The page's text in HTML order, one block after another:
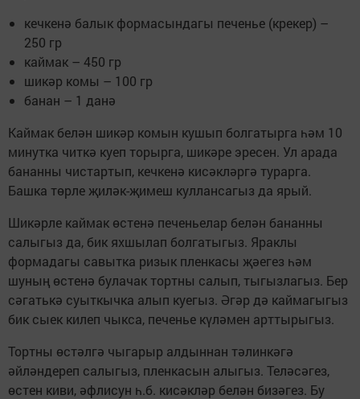
кечкенә балык формасындагы печенье (крекер) –
250 гр
каймак – 450 гр
шикәр комы – 100 гр
банан – 1 данә
Каймак белән шикәр комын кушып болгатыр­га һәм 10
минутка читкә куеп торырга, шикәре эресен. Ул арада
бананны чистартып, кечкенә кисәкләргә турарга.
Башка төрле җиләк-җимеш куллансагыз да ярый.
Шикәрле каймак өстенә печеньелар белән бананны
салыгыз да, бик яхшылап болгатыгыз. Яраклы
формадагы савытка ризык пленкасы җәегез һәм
шуның өстенә булачак тортны салып, тыгызлагыз. Бер
сәгатькә суыткычка алып куегыз. Әгәр дә каймагыгыз
бик сыек килеп чыкса, печенье күләмен арттырыгыз.
Тортны өстәлгә чыгарыр алдыннан тәлинкәгә
әйләндереп салыгыз, пленкасын алыгыз. Теләсәгез,
өстен киви, әфлисун һ.б. кисәкләр белән бизәгез. Бу